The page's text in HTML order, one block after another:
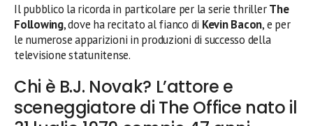
Il pubblico la ricorda in particolare per la serie thrillerThe
Following, dove ha recitato al fianco di Kevin Bacon, e per
le numerose apparizioni in produzioni di successo della
televisione statunitense.
Chi è B.J. Novak? L’attore e
sceneggiatore di The Office nato il